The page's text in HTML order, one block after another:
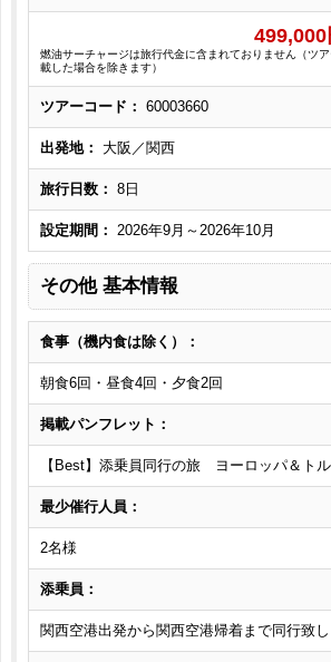
499,000
燃油サーチャージは旅行代金に含まれておりません（ツ
載した場合を除きます）
ツアーコード： 60003660
出発地： 大阪／関西
旅行日数： 8日
設定期間： 2026年9月～2026年10月
その他 基本情報
食事（機内食は除く）：
朝食6回・昼食4回・夕食2回
掲載パンフレット：
【Best】添乗員同行の旅 ヨーロッパ＆ト
最少催行人員：
2名様
添乗員：
関西空港出発から関西空港帰着まで同行致し